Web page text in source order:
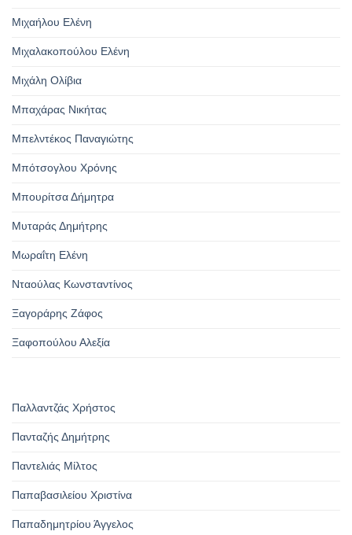
Μιχαήλου Ελένη
Μιχαλακοπούλου Ελένη
Μιχάλη Ολίβια
Μπαχάρας Νικήτας
Μπελντέκος Παναγιώτης
Μπότσογλου Χρόνης
Μπουρίτσα Δήμητρα
Μυταράς Δημήτρης
Μωραΐτη Ελένη
Νταούλας Κωνσταντίνος
Ξαγοράρης Ζάφος
Ξαφοπούλου Αλεξία
Παλλαντζάς Χρήστος
Πανταζής Δημήτρης
Παντελιάς Μίλτος
Παπαβασιλείου Χριστίνα
Παπαδημητρίου Άγγελος